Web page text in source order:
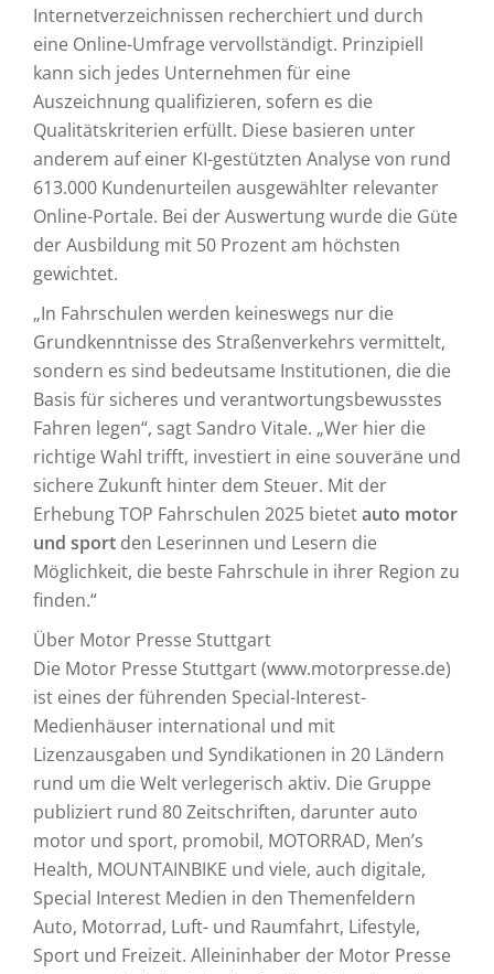
Internetverzeichnissen recherchiert und durch
eine Online-Umfrage vervollständigt. Prinzipiell
kann sich jedes Unternehmen für eine
Auszeichnung qualifizieren, sofern es die
Qualitätskriterien erfüllt. Diese basieren unter
anderem auf einer KI-gestützten Analyse von rund
613.000 Kundenurteilen ausgewählter relevanter
Online-Portale. Bei der Auswertung wurde die Güte
der Ausbildung mit 50 Prozent am höchsten
gewichtet.
„In Fahrschulen werden keineswegs nur die
Grundkenntnisse des Straßenverkehrs vermittelt,
sondern es sind bedeutsame Institutionen, die die
Basis für sicheres und verantwortungsbewusstes
Fahren legen“, sagt Sandro Vitale. „Wer hier die
richtige Wahl trifft, investiert in eine souveräne und
sichere Zukunft hinter dem Steuer. Mit der
Erhebung TOP Fahrschulen 2025 bietetauto motor
und sport den Leserinnen und Lesern die
Möglichkeit, die beste Fahrschule in ihrer Region zu
finden.“
Über Motor Presse Stuttgart
Die Motor Presse Stuttgart (www.motorpresse.de)
ist eines der führenden Special-Interest-
Medienhäuser international und mit
Lizenzausgaben und Syndikationen in 20 Ländern
rund um die Welt verlegerisch aktiv. Die Gruppe
publiziert rund 80 Zeitschriften, darunter auto
motor und sport, promobil, MOTORRAD, Men’s
Health, MOUNTAINBIKE und viele, auch digitale,
Special Interest Medien in den Themenfeldern
Auto, Motorrad, Luft- und Raumfahrt, Lifestyle,
Sport und Freizeit. Alleininhaber der Motor Presse